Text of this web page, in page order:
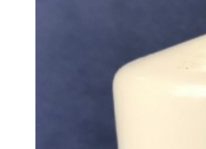
Dopravný servis